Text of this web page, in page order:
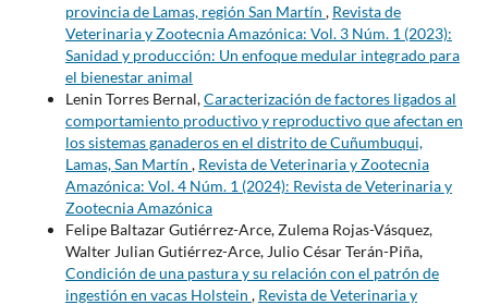
provincia de Lamas, región San Martín , Revista de
Veterinaria y Zootecnia Amazónica: Vol. 3 Núm. 1 (2023):
Sanidad y producción: Un enfoque medular integrado para
el bienestar animal
Lenin Torres Bernal,Caracterización de factores ligados al
comportamiento productivo y reproductivo que afectan en
los sistemas ganaderos en el distrito de Cuñumbuqui,
Lamas, San Martín , Revista de Veterinaria y Zootecnia
Amazónica: Vol. 4 Núm. 1 (2024): Revista de Veterinaria y
Zootecnia Amazónica
Felipe Baltazar Gutiérrez-Arce, Zulema Rojas-Vásquez,
Walter Julian Gutiérrez-Arce, Julio César Terán-Piña,
Condición de una pastura y su relación con el patrón de
ingestión en vacas Holstein , Revista de Veterinaria y